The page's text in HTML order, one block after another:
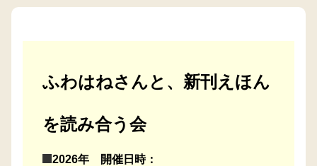
ふわはねさんと、新刊えほん
を読み合う会
2026年 開催日時：